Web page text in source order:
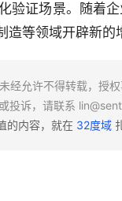
证场景。随着
等领域开辟新的
经允许不得转载，授
投诉，请联系
的内容，就在 32度域